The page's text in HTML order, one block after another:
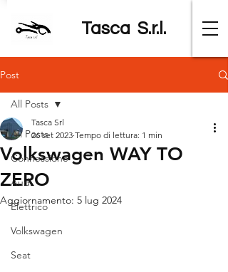
Tasca S.r.l.
Post
All Posts
Connessione
Audi
Elettrico
Volkswagen
Seat
All Posts
Volkswagen WAY TO
ZERO
Tasca Srl
26 set 2023 Tempo di lettura: 1 min
Aggiornamento: 5 lug 2024